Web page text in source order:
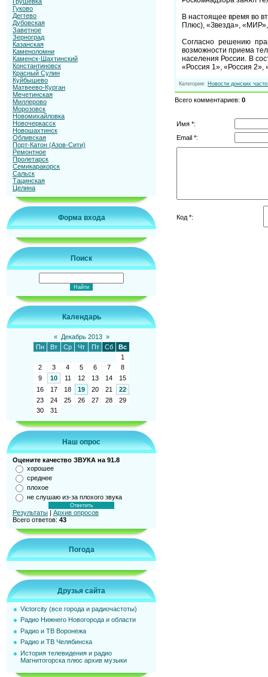
Гуково
Дегтево
Дубовская
Заветное
Зерноград
Казанская
Каменоломни
Каменск-Шахтинский
Константиновск
Красный Сулин
Куйбышево
Матвеево-Курган
Мечетинская
Миллерово
Морозовск
Новомихайловка
Новочеркасск
Новошахтинск
Обливская
Порт-Катон (Азов-Сити)
Ремонтное
Пролетарск
Семикаракорск
Сальск
Тацинская
Целина
Форма входа
Поиск
Календарь
« Декабрь 2013 »
Пн
Вт Ср Чт Пт Сб
Вс
1
2
3 4 5 6 7
8
9
10 11 12 13 14
15
16
17 18 19 20 21
22
23
24 25 26 27 28
29
30
31
Наш опрос
Оцените качество ЗВУКА на 91.8
хорошее
среднее
плохое
не слушаю из-за плохого звука
Результаты | Архив опросов
Всего ответов: 43
Погода
Друзья сайта
Victorcity (все города и радиочастоты)
Радио Нижнего Новогорода и области
Радио и ТВ Воронежа
Радио и ТВ Челябинска
История телевидения и радио
Магнитогорска плюс архив музыки
В настоящее время во
Плюс), «Звезда»,
Согласно решению
возможности приема
населения России. В
«Россия 1», «Россия 2»,
Категория: Новости донских
Всего комментариев: 0
Имя *:
Email *:
Код *: